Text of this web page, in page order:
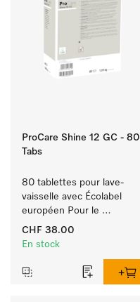
ProCare Shine 12 GC - 80
Tabs
80 tablettes pour lave-
vaisselle avec Écolabel
européen Pour le
nettoyage de vaisselle,
couverts et verres
CHF 38.00
En stock